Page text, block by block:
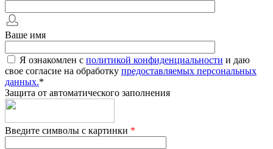
Ваше имя
Я ознакомлен с политикой конфиденциальности и даю
свое согласие на обработку предоставляемых персональных
данных.*
Защита от автоматического заполнения
Введите символы с картинки *